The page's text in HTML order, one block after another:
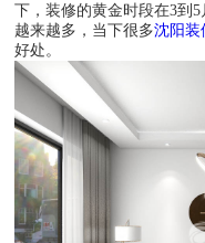
下，装修的黄金时段在3到
越来越多，当下很多沈阳装
好处。